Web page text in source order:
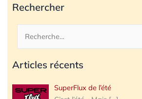
Rechercher
Rechercher :
Articles récents
SuperFlux de l’été